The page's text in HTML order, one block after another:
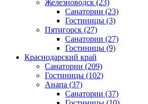
Железноводск (23)
Санатории (23)
Гостиницы (3)
Пятигорск (27)
Санатории (27)
Гостиницы (9)
Краснодарский край
Санатории (209)
Гостиницы (102)
Анапа (37)
Санатории (37)